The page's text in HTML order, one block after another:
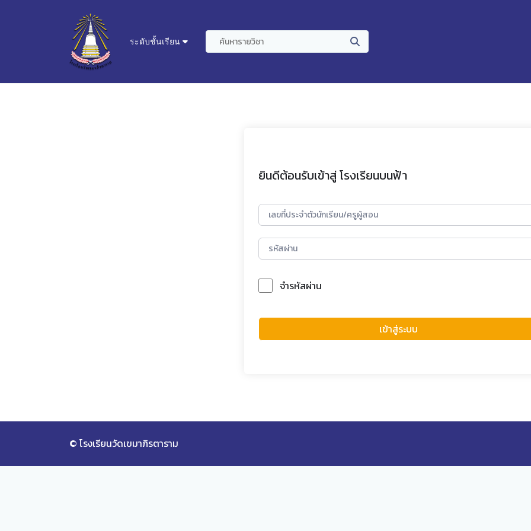
ระดับชั้นเรียน
ยินดีต้อนรับเข้าสู่ โรงเรียนบนฟ้า
จำรหัสผ่าน
เข้าสู่ระบบ
© โรงเรียนวัดเขมาภิรตาราม